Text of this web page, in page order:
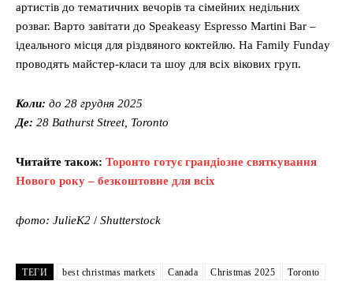
артистів до тематичних вечорів та сімейних недільних
розваг. Варто завітати до Speakeasy Espresso Martini Bar –
ідеального місця для різдвяного коктейлю. На Family Funday
проводять майстер-класи та шоу для всіх вікових груп.
Коли: до 28 грудня 2025
Де: 28 Bathurst Street, Toronto
Читайте також: Торонто готує грандіозне святкування
Нового року – безкоштовне для всіх
фото: JulieK2 / Shutterstock
ТЕГИ best christmas markets Canada Christmas 2025 Toronto